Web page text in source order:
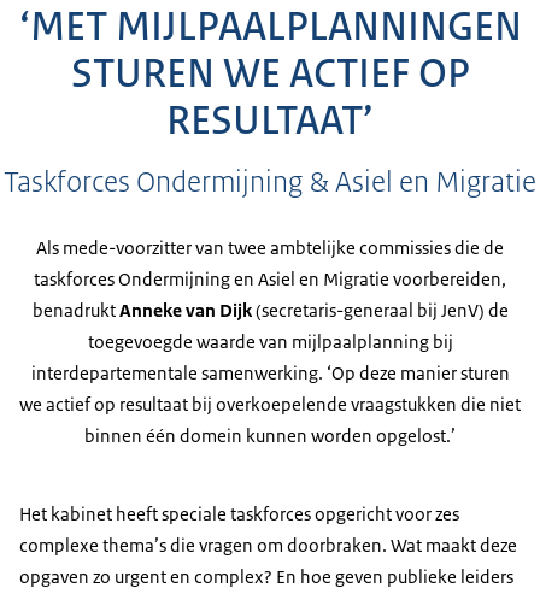
‘MET MIJLPAALPLANNINGEN
STUREN WE ACTIEF OP
RESULTAAT’
Taskforces Ondermijning & Asiel en Migratie
Als mede-voorzitter van twee ambtelijke commissies die de
taskforces Ondermijning en Asiel en Migratie voorbereiden,
benadruktAnneke van Dijk(secretaris-generaal bij JenV) de
toegevoegde waarde van mijlpaalplanning bij
interdepartementale samenwerking. ‘Op deze manier sturen
we actief op resultaat bij overkoepelende vraagstukken die niet
binnen één domein kunnen worden opgelost.’
Het kabinet heeft speciale taskforces opgericht voor zes
complexe thema’s die vragen om doorbraken. Wat maakt deze
opgaven zo urgent en complex? En hoe geven publieke leiders